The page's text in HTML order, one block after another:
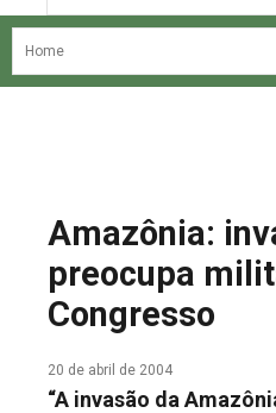
NOSSA HISTÓRIA
COLUNA DO MEIO
FALE CONOSCO
Amazônia:
preocupa
Congresso
20 de abril de 2004
“A invasão da